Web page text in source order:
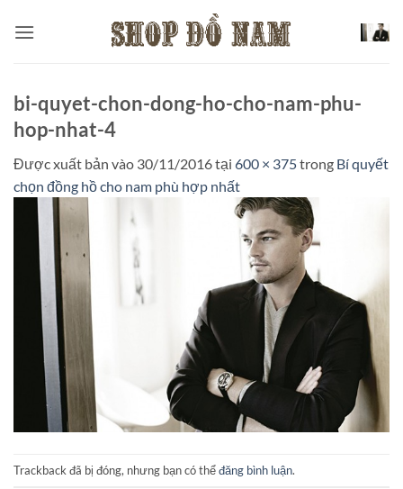
qua
bi-quyet-chon-dong-ho-cho-nam-phu-
hop-nhat-4
Được xuất bản vào 30/11/2016tại 600 × 375trong Bí quyết
chọn đồng hồ cho nam phù hợp nhất
Trackback đã bị đóng, nhưng bạn có thểđăng bình luận.